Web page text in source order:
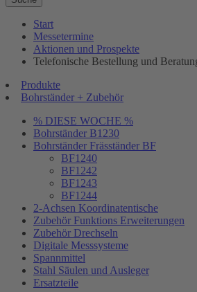
Start
Messetermine
Aktionen und Prospekte
Telefonische Bestellung und
Produkte
Bohrständer + Zubehör
% DIESE WOCHE %
Bohrständer B1230
Bohrständer Fräsständer BF
BF1240
BF1242
BF1243
BF1244
2-Achsen Koordinatentische
Zubehör Funktions Erweiterungen
Zubehör Drechseln
Digitale Messsysteme
Spannmittel
Stahl Säulen und Ausleger
Ersatzteile